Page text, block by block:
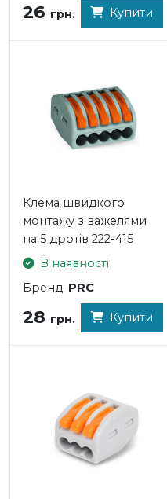
26 грн. Купити
Клема швидкого
монтажу з важелями
на 5 дротів 222-415
В наявності
Бренд: PRC
28 грн. Купити